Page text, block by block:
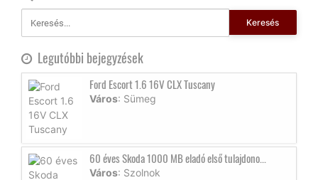
Keresés
Legutóbbi bejegyzések
Ford Escort 1.6 16V CLX Tuscany
Város: Sümeg
60 éves Skoda 1000 MB eladó első tulajdono...
Város: Szolnok